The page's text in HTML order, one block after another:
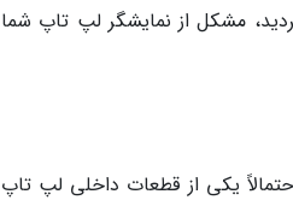
مشکل از نمایشگر لپ تاپ شما
یکی از قطعات داخلی لپ تاپ